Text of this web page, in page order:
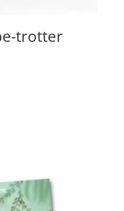
trotter